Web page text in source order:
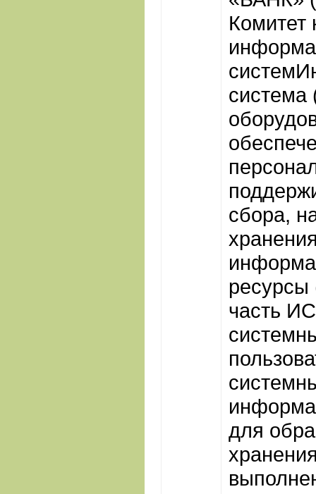
Комитет
система
сбора,
ресурсы
часть
для